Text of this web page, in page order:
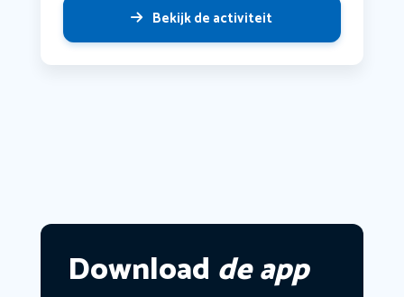
Bekijk de activiteit
Download de app